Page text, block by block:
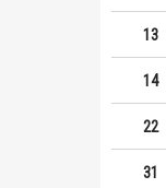
13
14
22
31